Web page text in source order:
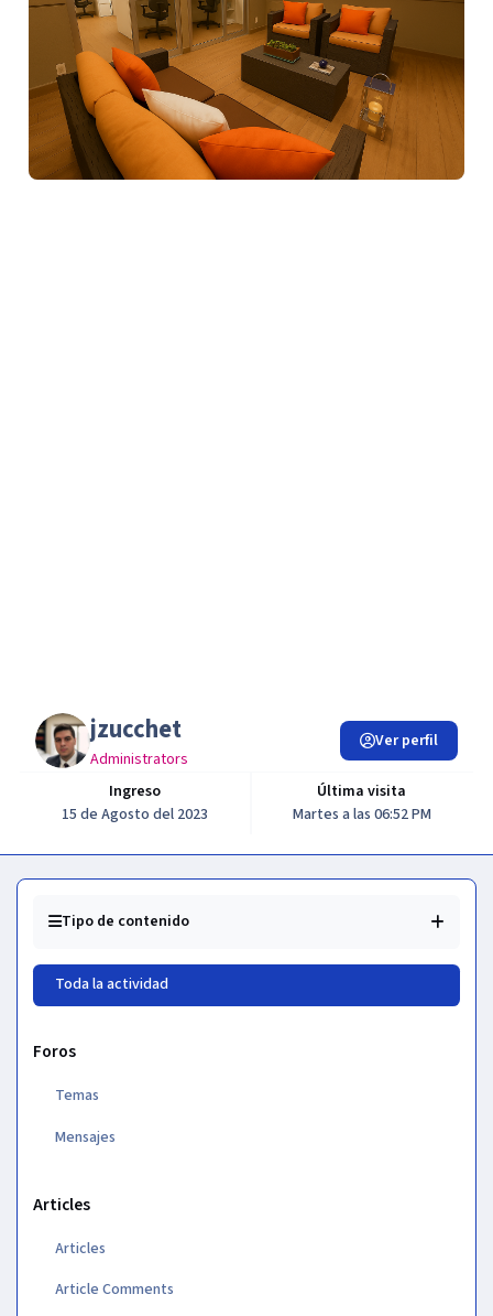
jzucchet
Administrators
Ingreso
15 de Agosto del 2023
Última visita
Martes a las 06:52 PM
Ver perfil
Tipo de contenido
Toda la actividad
Foros
Temas
Mensajes
Articles
Articles
Article Comments